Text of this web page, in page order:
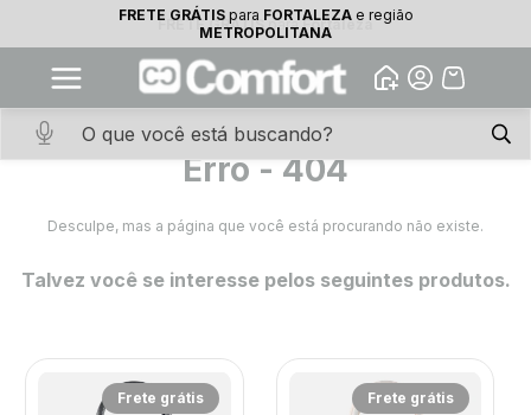
10% OFF na primeira compra
Baixe o app. Cupom BEMVINDO10
(100+)
Abrir
FRETE GRÁTISparaFortaleza
FRETE GRÁTISpara FORTALEZAe região
METROPOLITANA
Erro - 404
Desculpe, mas a página que você está procurando não existe.
Talvez você se interesse pelos seguintes produtos.
Frete grátis Frete grátis